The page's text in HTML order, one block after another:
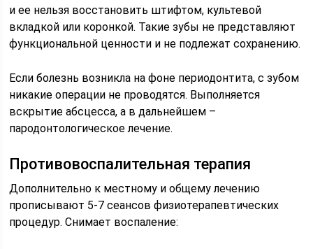
и ее нельзя восстановить штифтом, культевой
вкладкой или коронкой. Такие зубы не представляют
функциональной ценности и не подлежат сохранению.
Если болезнь возникла на фоне периодонтита, с зубом
никакие операции не проводятся. Выполняется
вскрытие абсцесса, а в дальнейшем –
пародонтологическое лечение.
Противовоспалительная терапия
Дополнительно к местному и общему лечению
прописывают 5-7 сеансов физиотерапевтических
процедур. Снимает воспаление: